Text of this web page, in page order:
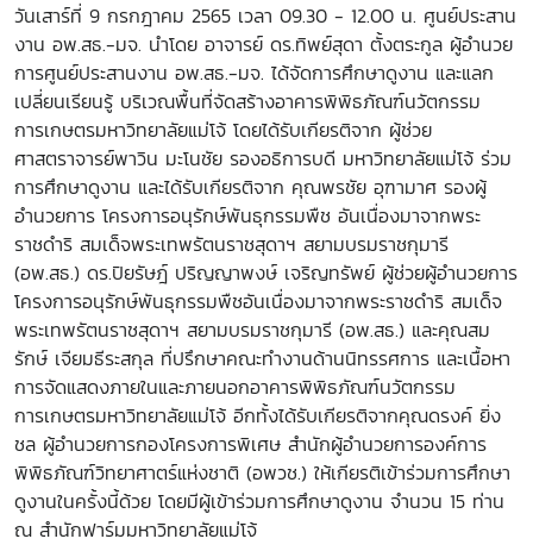
วันเสาร์ที่ 9 กรกฎาคม 2565 เวลา 09.30 - 12.00 น. ศูนย์ประสาน
งาน อพ.สธ.-มจ. นำโดย อาจารย์ ดร.ทิพย์สุดา ตั้งตระกูล ผู้อำนวย
การศูนย์ประสานงาน อพ.สธ.-มจ. ได้จัดการศึกษาดูงาน และแลก
เปลี่ยนเรียนรู้ บริเวณพื้นที่จัดสร้างอาคารพิพิธภัณฑ์นวัตกรรม
การเกษตรมหาวิทยาลัยแม่โจ้ โดยได้รับเกียรติจาก ผู้ช่วย
ศาสตราจารย์พาวิน มะโนชัย รองอธิการบดี มหาวิทยาลัยแม่โจ้ ร่วม
การศึกษาดูงาน และได้รับเกียรติจาก คุณพรชัย อุฑามาศ รองผู้
อำนวยการ โครงการอนุรักษ์พันธุกรรมพืช อันเนื่องมาจากพระ
ราชดำริ สมเด็จพระเทพรัตนราชสุดาฯ สยามบรมราชกุมารี
(อพ.สธ.) ดร.ปิยรัษฎ์ ปริญญาพงษ์ เจริญทรัพย์ ผู้ช่วยผู้อำนวยการ
โครงการอนุรักษ์พันธุกรรมพืชอันเนื่องมาจากพระราชดำริ สมเด็จ
พระเทพรัตนราชสุดาฯ สยามบรมราชกุมารี (อพ.สธ.) และคุณสม
รักษ์ เจียมธีระสกุล ที่ปรึกษาคณะทำงานด้านนิทรรศการ และเนื้อหา
การจัดแสดงภายในและภายนอกอาคารพิพิธภัณฑ์นวัตกรรม
การเกษตรมหาวิทยาลัยแม่โจ้ อีกทั้งได้รับเกียรติจากคุณดรงค์ ยิ่ง
ชล ผู้อำนวยการกองโครงการพิเศษ สำนักผู้อำนวยการองค์การ
พิพิธภัณฑ์วิทยาศาตร์แห่งชาติ (อพวช.) ให้เกียรติเข้าร่วมการศึกษา
ดูงานในครั้งนี้ด้วย โดยมีผู้เข้าร่วมการศึกษาดูงาน จำนวน 15 ท่าน
ณ สำนักฟาร์มมหาวิทยาลัยแม่โจ้